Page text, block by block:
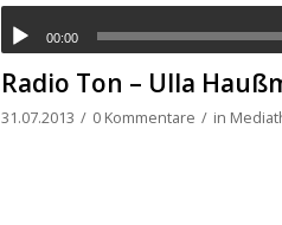
00:00
Radio Ton – Ulla
31.07.2013 / 0 Kommentare / in